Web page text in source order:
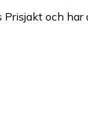
och har